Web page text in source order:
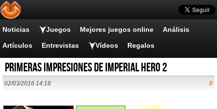
Noticias Juegos Mejores juegos online Análisis
Artículos Entrevistas Vídeos Regalos
Primeras impresiones de Imperial Hero 2
02/03/2016 14:18 0